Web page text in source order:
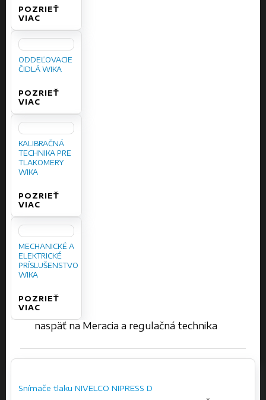
POZRIEŤ
VIAC
ODDEĽOVACIE
ČIDLÁ WIKA
POZRIEŤ
VIAC
KALIBRAČNÁ
TECHNIKA PRE
TLAKOMERY
WIKA
POZRIEŤ
VIAC
MECHANICKÉ A
ELEKTRICKÉ
PRÍSLUŠENSTVO
WIKA
POZRIEŤ
VIAC
naspäť na Meracia a regulačná technika
Snímače tlaku NIVELCO NIPRESS D